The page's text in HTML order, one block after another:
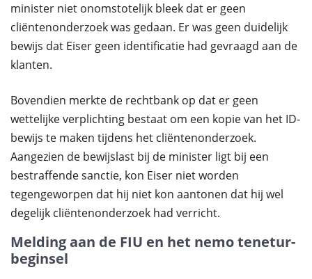
minister niet onomstotelijk bleek dat er geen
cliëntenonderzoek was gedaan. Er was geen duidelijk
bewijs dat Eiser geen identificatie had gevraagd aan de
klanten.
Bovendien merkte de rechtbank op dat er geen
wettelijke verplichting bestaat om een kopie van het ID-
bewijs te maken tijdens het cliëntenonderzoek.
Aangezien de bewijslast bij de minister ligt bij een
bestraffende sanctie, kon Eiser niet worden
tegengeworpen dat hij niet kon aantonen dat hij wel
degelijk cliëntenonderzoek had verricht.
Melding aan de FIU en het nemo tenetur-
beginsel